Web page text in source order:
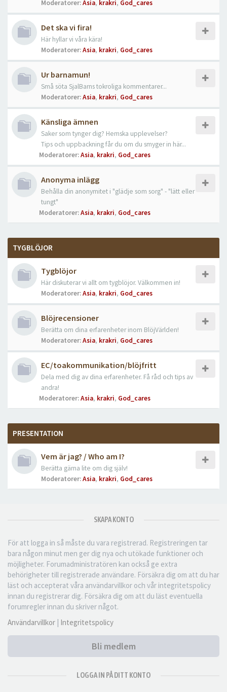
Moderatorer:Asia, krakri, God_cares
Det ska vi fira!
Här hyllar vi våra kära!
Moderatorer:Asia, krakri, God_cares
Ur barnamun!
Små söta SjalBarns tokroliga kommentarer...
Moderatorer:Asia, krakri, God_cares
Känsliga ämnen
Saker som tynger dig? Hemska upplevelser?
Tips och uppbackning får du om du smyger in här...
Moderatorer:Asia, krakri, God_cares
Anonyma inlägg
Behålla din anonymitet i "glädje som sorg" - "lätt eller
tungt"
Moderatorer:Asia, krakri, God_cares
TYGBLÖJOR
Tygblöjor
Här diskuterar vi allt om tygblöjor. Välkommen in!
Moderatorer:Asia, krakri, God_cares
Blöjrecensioner
Berätta om dina erfarenheter inom BlöjVärlden!
Moderatorer:Asia, krakri, God_cares
EC/toakommunikation/blöjfritt
Dela med dig av dina erfarenheter. Få råd och tips av
andra!
Moderatorer:Asia, krakri, God_cares
PRESENTATION
Vem är jag? / Who am I?
Berätta gärna lite om dig själv!
Moderatorer:Asia, krakri, God_cares
SKAPA KONTO
För att logga in så måste du vara registrerad. Registreringen tar
bara någon minut men ger dig nya och utökade funktioner och
möjligheter. Forumadministratören kan också ge extra
behörigheter till registrerade användare. Försäkra dig om att du har
läst och accepterat våra användarvillkor och vår integritetspolicy
innan du registrerar dig. Försäkra dig om att du läst eventuella
forumregler innan du skriver något.
Användarvillkor | Integritetspolicy
Bli medlem
LOGGA IN PÅ DITT KONTO